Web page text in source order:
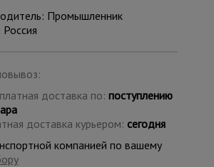
всех
Промышленник
доставка по: поступлению
доставка курьером: сегодня
компанией по вашему